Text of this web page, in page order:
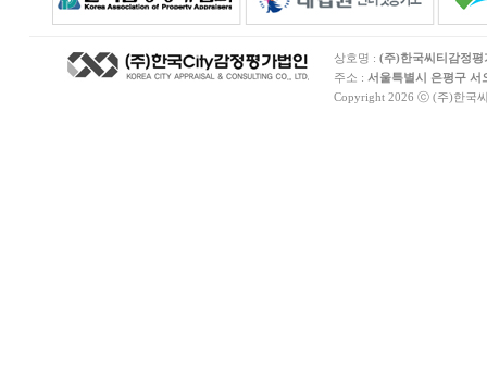
상호명 : (주)한국씨티감정평
주소 : 서울특별시 은평구 서
Copyright 2026 ⓒ (주)한국